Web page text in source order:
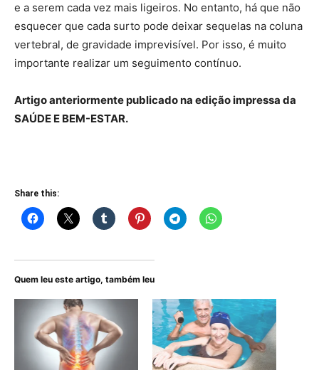
e a serem cada vez mais ligeiros. No entanto, há que não
esquecer que cada surto pode deixar sequelas na coluna
vertebral, de gravidade imprevisível. Por isso, é muito
importante realizar um seguimento contínuo.
Artigo anteriormente publicado na edição impressa da
SAÚDE E BEM-ESTAR.
Share this:
Quem leu este artigo, também leu